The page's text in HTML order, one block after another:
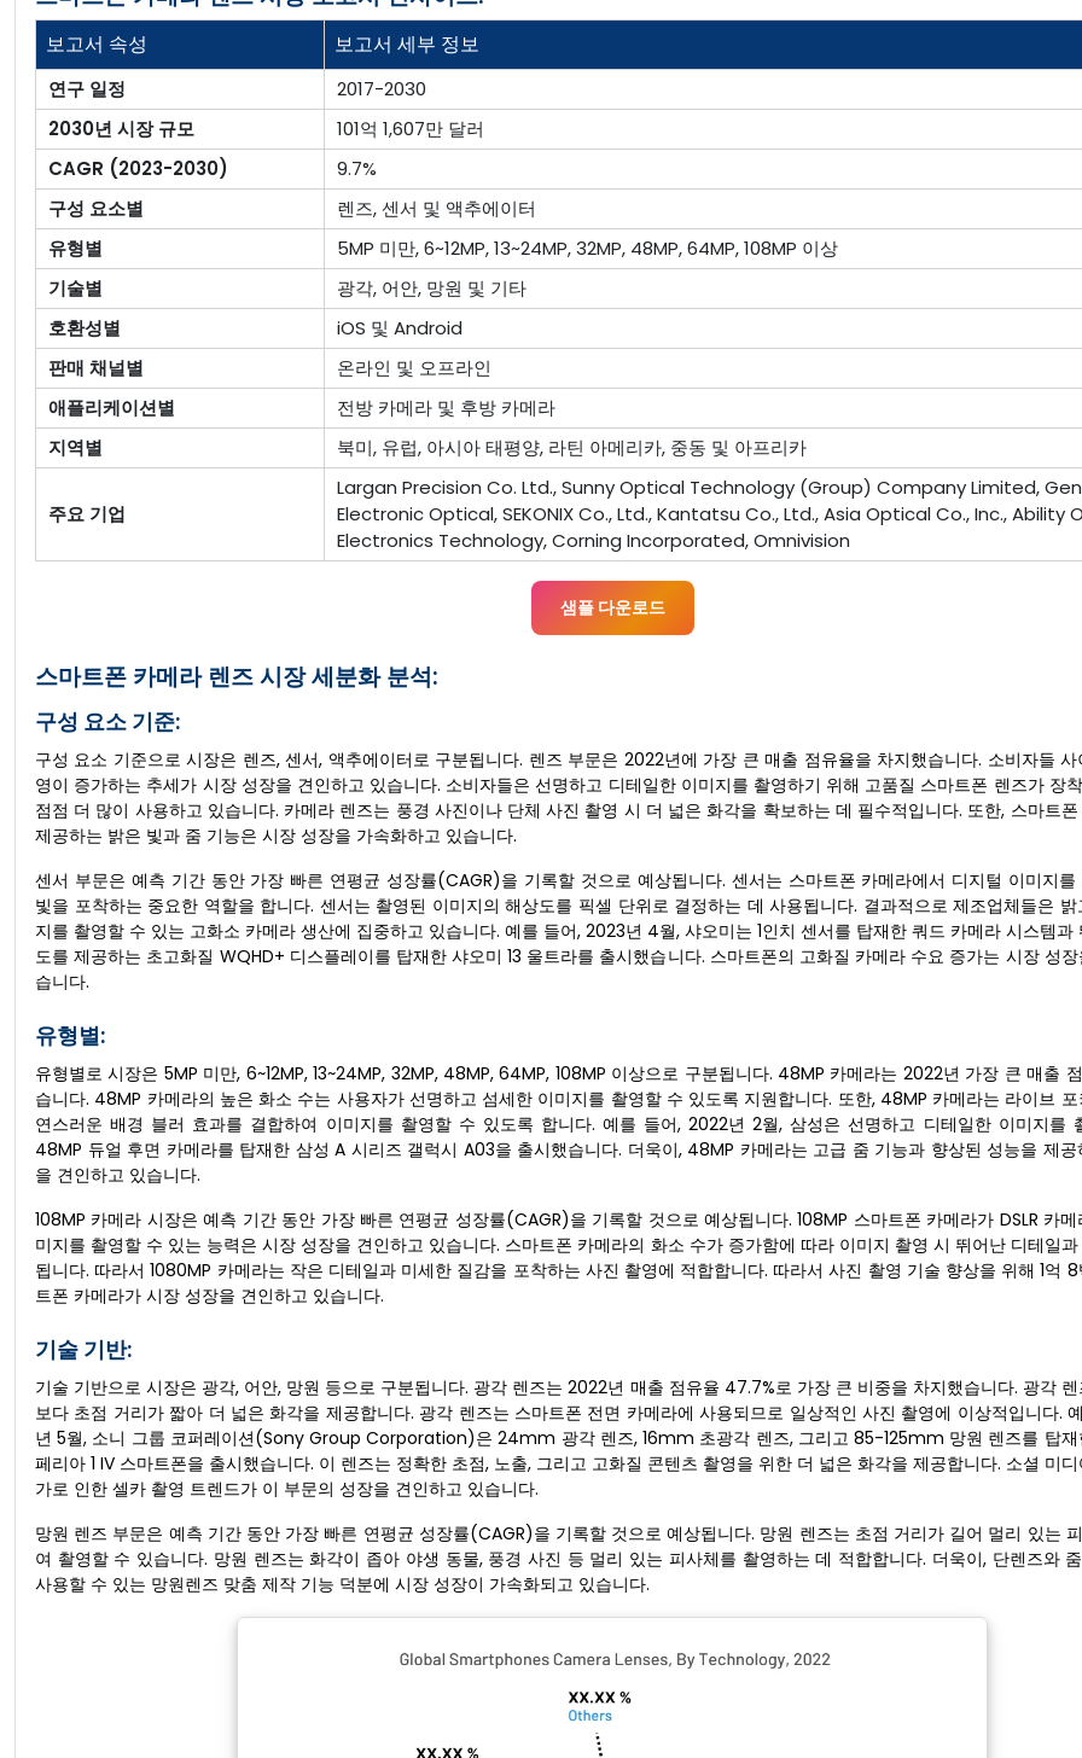
보고서 속성 보고서 세부 정보
연구 일정
2017-2030
2030년 시장 규모
101억 1,607만 달러
CAGR (2023-2030)
9.7%
구성 요소별
렌즈, 센서 및 액추에이터
유형별
5MP 미만, 6~12MP, 13~24MP, 32MP, 48MP, 64MP, 108MP 이상
기술별
광각, 어안, 망원 및 기타
호환성별
iOS 및 Android
판매 채널별
온라인 및 오프라인
애플리케이션별
전방 카메라 및 후방 카메라
지역별
북미, 유럽, 아시아 태평양, 라틴 아메리카, 중동 및 아프리카
주요 기업
Largan Precision Co. Ltd., Sunny Optical Technology (Group) Company Limited,
Electronic Optical, SEKONIX Co., Ltd., Kantatsu Co., Ltd., Asia Optical Co., Inc., Ability
Electronics Technology, Corning Incorporated, Omnivision
샘플 다운로드
스마트폰 카메라 렌즈 시장 세분화 분석:
구성 요소 기준:
구성 요소 기준으로 시장은 렌즈, 센서, 액추에이터로 구분됩니다. 렌즈 부문은 2022년에 가장 큰 매출 점유율을 차지했습니다. 소비자들
영이 증가하는 추세가 시장 성장을 견인하고 있습니다. 소비자들은 선명하고 디테일한 이미지를 촬영하기 위해 고품질 스마트폰 렌즈가 장
점점 더 많이 사용하고 있습니다. 카메라 렌즈는 풍경 사진이나 단체 사진 촬영 시 더 넓은 화각을 확보하는 데 필수적입니다. 또한, 스마트
제공하는 밝은 빛과 줌 기능은 시장 성장을 가속화하고 있습니다.
센서 부문은 예측 기간 동안 가장 빠른 연평균 성장률(CAGR)을 기록할 것으로 예상됩니다. 센서는 스마트폰 카메라에서 디지털 이미지를
빛을 포착하는 중요한 역할을 합니다. 센서는 촬영된 이미지의 해상도를 픽셀 단위로 결정하는 데 사용됩니다. 결과적으로 제조업체들은 밝
지를 촬영할 수 있는 고화소 카메라 생산에 집중하고 있습니다. 예를 들어, 2023년 4월, 샤오미는 1인치 센서를 탑재한 쿼드 카메라 시스템과
도를 제공하는 초고화질 WQHD+ 디스플레이를 탑재한 샤오미 13 울트라를 출시했습니다. 스마트폰의 고화질 카메라 수요 증가는 시장 성
습니다.
유형별:
유형별로 시장은 5MP 미만, 6~12MP, 13~24MP, 32MP, 48MP, 64MP, 108MP 이상으로 구분됩니다. 48MP 카메라는 2022년 가장 큰 매출
습니다. 48MP 카메라의 높은 화소 수는 사용자가 선명하고 섬세한 이미지를 촬영할 수 있도록 지원합니다. 또한, 48MP 카메라는 라이브
연스러운 배경 블러 효과를 결합하여 이미지를 촬영할 수 있도록 합니다. 예를 들어, 2022년 2월, 삼성은 선명하고 디테일한 이미지를
48MP 듀얼 후면 카메라를 탑재한 삼성 A 시리즈 갤럭시 A03을 출시했습니다. 더욱이, 48MP 카메라는 고급 줌 기능과 향상된 성능을 제
을 견인하고 있습니다.
108MP 카메라 시장은 예측 기간 동안 가장 빠른 연평균 성장률(CAGR)을 기록할 것으로 예상됩니다. 108MP 스마트폰 카메라가 DSLR 카
미지를 촬영할 수 있는 능력은 시장 성장을 견인하고 있습니다. 스마트폰 카메라의 화소 수가 증가함에 따라 이미지 촬영 시 뛰어난 디테일
됩니다. 따라서 1080MP 카메라는 작은 디테일과 미세한 질감을 포착하는 사진 촬영에 적합합니다. 따라서 사진 촬영 기술 향상을 위해 1억
트폰 카메라가 시장 성장을 견인하고 있습니다.
기술 기반:
기술 기반으로 시장은 광각, 어안, 망원 등으로 구분됩니다. 광각 렌즈는 2022년 매출 점유율 47.7%로 가장 큰 비중을 차지했습니다. 광각
보다 초점 거리가 짧아 더 넓은 화각을 제공합니다. 광각 렌즈는 스마트폰 전면 카메라에 사용되므로 일상적인 사진 촬영에 이상적입니다.
년 5월, 소니 그룹 코퍼레이션(Sony Group Corporation)은 24mm 광각 렌즈, 16mm 초광각 렌즈, 그리고 85-125mm 망원 렌즈를 탑재
페리아 1 IV 스마트폰을 출시했습니다. 이 렌즈는 정확한 초점, 노출, 그리고 고화질 콘텐츠 촬영을 위한 더 넓은 화각을 제공합니다. 소셜 미
가로 인한 셀카 촬영 트렌드가 이 부문의 성장을 견인하고 있습니다.
망원 렌즈 부문은 예측 기간 동안 가장 빠른 연평균 성장률(CAGR)을 기록할 것으로 예상됩니다. 망원 렌즈는 초점 거리가 길어 멀리 있는
여 촬영할 수 있습니다. 망원 렌즈는 화각이 좁아 야생 동물, 풍경 사진 등 멀리 있는 피사체를 촬영하는 데 적합합니다. 더욱이, 단렌즈와
사용할 수 있는 망원렌즈 맞춤 제작 기능 덕분에 시장 성장이 가속화되고 있습니다.